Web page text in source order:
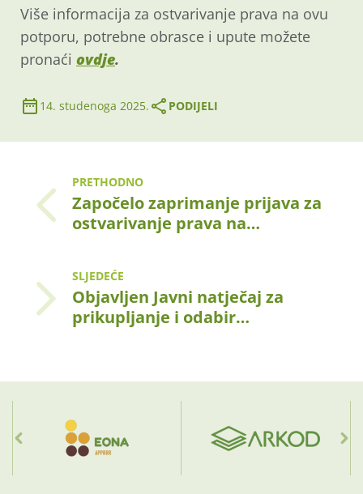
Više informacija za ostvarivanje prava na ovu
potporu, potrebne obrasce i upute možete
pronaći ovdje.
14. studenoga 2025. PODIJELI
PRETHODNO
Započelo zaprimanje prijava za
ostvarivanje prava na…
SLJEDEĆE
Objavljen Javni natječaj za
prikupljanje i odabir…